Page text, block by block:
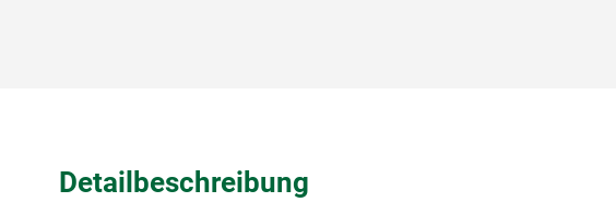
Detailbeschreibung